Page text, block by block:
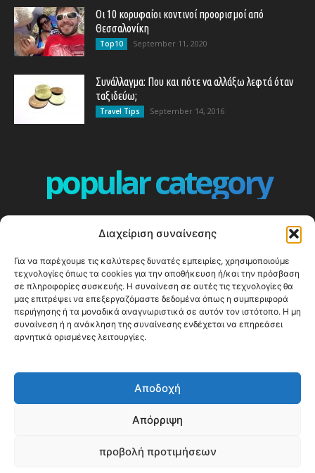
Διαχείριση συναίνεσης
Για να παρέχουμε τις καλύτερες δυνατές εμπειρίες, χρησιμοποιούμε
τεχνολογίες όπως τα cookies για την αποθήκευση ή/και την πρόσβαση
σε πληροφορίες συσκευής. Η συναίνεση σε αυτές τις τεχνολογίες θα
μας επιτρέψει να επεξεργαζόμαστε δεδομένα όπως η συμπεριφορά
περιήγησης ή τα μοναδικά αναγνωριστικά σε αυτόν τον ιστότοπο. Η μη
συναίνεση ή η ανάκληση της συναίνεσης ενδέχεται να επηρεάσει
αρνητικά ορισμένες λειτουργίες.
Αποδοχή
Απόρριψη
προβολή προτιμήσεων
Οι 10 κορυφαίοι κοντινοί προορισμοί από
Θεσσαλονίκη
Top10 September 11, 2020
Συνάλλαγμα: Που και πότε να αλλάξω λεφτά όταν
ταξιδεύω;
Travel Tips September 14, 2016
popular category
360
ΕΥΡΩΠΗ
332
ΚΟΣΜΟΣ - WORLD
328
Top10
303
Cool spots
ΝΗΣΙΑ
247
© Happy Traveller 2014-2025